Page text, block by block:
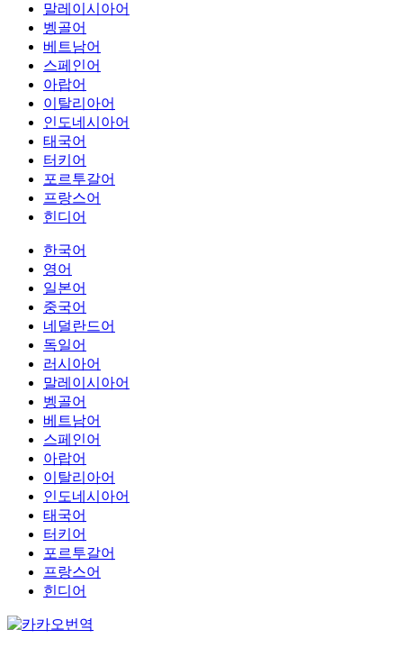
말레이시아어
벵골어
베트남어
스페인어
아랍어
이탈리아어
인도네시아어
태국어
터키어
포르투갈어
프랑스어
힌디어
한국어
영어
일본어
중국어
네덜란드어
독일어
러시아어
말레이시아어
벵골어
베트남어
스페인어
아랍어
이탈리아어
인도네시아어
태국어
터키어
포르투갈어
프랑스어
힌디어